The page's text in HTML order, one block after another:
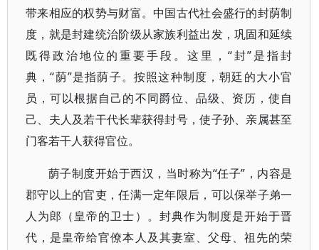
带来相应的权势与财富。中国古代社会盛行的封荫制
度，就是封建统治阶级从家族利益出发，巩固和延续
既得政治地位的重要手段。这里，“封”是指封
典，“荫”是指荫子。按照这种制度，朝廷的大小官
员，可以根据自己的不同爵位、品级、资历，使自
己、夫人及若干代长辈获得封号，使子孙、亲属甚至
门客若干人获得官位。
荫子制度开始于西汉，当时称为“任子”，内容是
郡守以上的官吏，任满一定年限后，可以保举子弟一
人为郎（皇帝的卫士）。封典作为制度是开始于晋
代，是皇帝给官僚本人及其妻室、父母、祖先的荣